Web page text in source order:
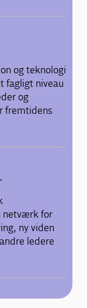
og teknologi
fagligt niveau
og
fremtidens
netværk for
ny viden
ledere